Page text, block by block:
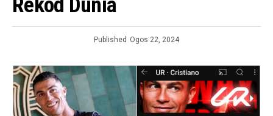
Published Ogos 22, 2024